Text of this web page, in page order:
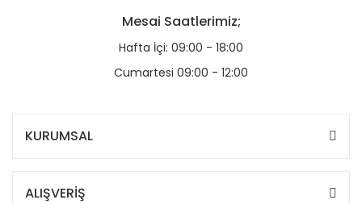
Mesai Saatlerimiz;
Hafta İçi: 09:00 - 18:00
Cumartesi 09:00 - 12:00
KURUMSAL
ALIŞVERİŞ